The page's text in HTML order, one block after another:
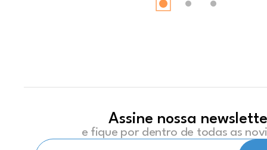
Assine nossa
e fique por dentro de todas as